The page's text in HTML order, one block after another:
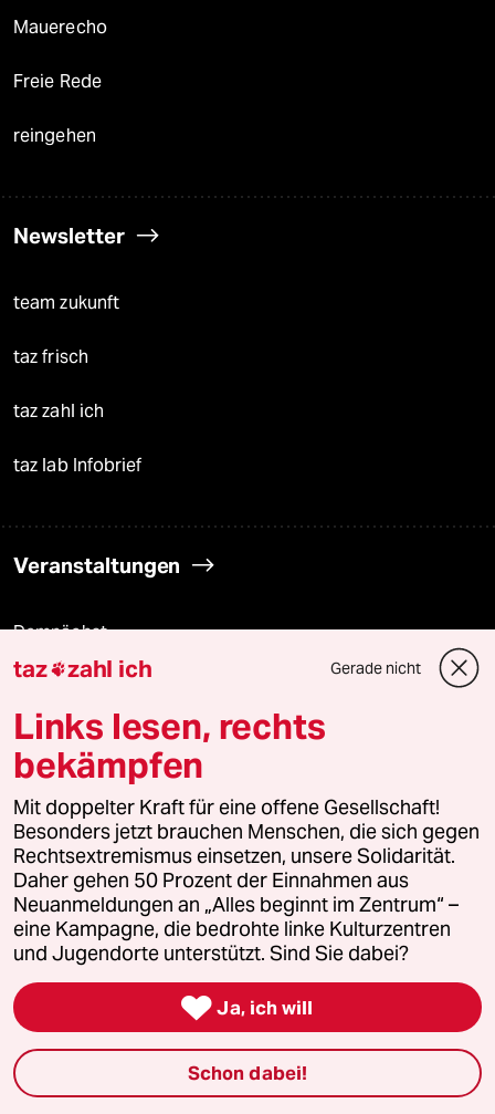
Mauerecho
Freie Rede
reingehen
Newsletter
team zukunft
taz frisch
taz zahl ich
taz lab Infobrief
Veranstaltungen
Demnächst
Live im Stream
Vergangene
taz lab 2027
Mehr taz Lesestoff
taz Blogs
taz FUTURZWEI
taz zahl ich Gerade nicht
Links lesen, rechts
bekämpfen
Mit doppelter Kraft für eine offene Gesellschaft!
Besonders jetzt brauchen Menschen, die sich gegen
Rechtsextremismus einsetzen, unsere Solidarität.
Daher gehen 50 Prozent der Einnahmen aus
Neuanmeldungen an „Alles beginnt im Zentrum“ –
eine Kampagne, die bedrohte linke Kulturzentren
und Jugendorte unterstützt. Sind Sie dabei?
 Ja, ich will
Schon dabei!